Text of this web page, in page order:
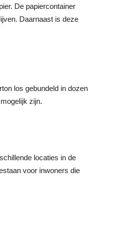
De papiercontainer
Daarnaast is deze
los gebundeld in dozen
zijn.
locaties in de
voor inwoners die